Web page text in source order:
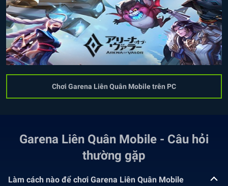
Chơi Garena Liên Quân Mobile trên PC
Garena Liên Quân Mobile - Câu hỏi
thường gặp
Làm cách nào để chơi Garena Liên Quân Mobile